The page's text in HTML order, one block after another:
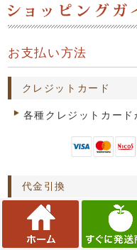
お支払い方法
クレジットカード
各種クレジットカード
代金引換
商品のお届けの際、
をお支払い下さい。